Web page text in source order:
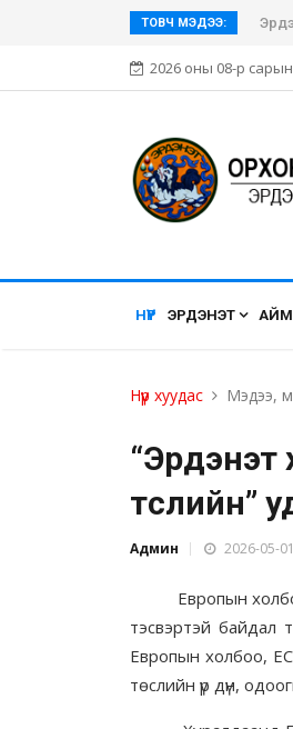
ТОВЧ МЭДЭЭ:
2026 оны 08-р
НҮҮР ЭРДЭНЭТ
Нүүр хуудас Мэдээ,
“Эрдэнэт
төслийн”
Админ 2026-05-01
Европын холбоо,
тэсвэртэй байдал
Европын холбоо,
төслийн үр дүн,